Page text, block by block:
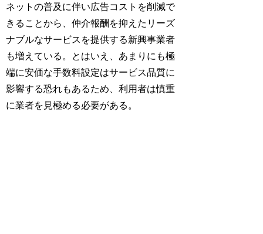
ネットの普及に伴い広告コストを削減で
きることから、仲介報酬を抑えたリーズ
ナブルなサービスを提供する新興事業者
も増えている。とはいえ、あまりにも極
端に安価な手数料設定はサービス品質に
影響する恐れもあるため、利用者は慎重
に業者を見極める必要がある。